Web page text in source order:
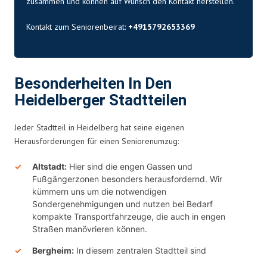
Kontakt zum Seniorenbeirat: +4915792653369
Besonderheiten In Den
Heidelberger Stadtteilen
Jeder Stadtteil in Heidelberg hat seine eigenen
Herausforderungen für einen Seniorenumzug:
Altstadt: Hier sind die engen Gassen und
Fußgängerzonen besonders herausfordernd. Wir
kümmern uns um die notwendigen
Sondergenehmigungen und nutzen bei Bedarf
kompakte Transportfahrzeuge, die auch in engen
Straßen manövrieren können.
Bergheim: In diesem zentralen Stadtteil sind